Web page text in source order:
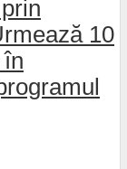
10